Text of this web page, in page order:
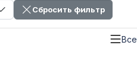
Сбросить фильтр
Все